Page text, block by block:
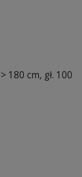
180 cm, gł. 100